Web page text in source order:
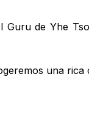
de Yhe
una